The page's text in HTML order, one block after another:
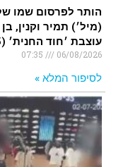
הותר לפרסום שמו
עוצבת ׳חוד החנית׳ (55), נפל בקרב בדרום לבנון.
06/08/2026
לסיפור המלא »